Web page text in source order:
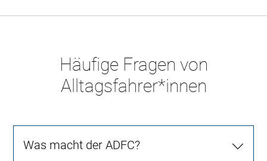
Häufige Fragen von
Alltagsfahrer*innen
Was macht der ADFC?